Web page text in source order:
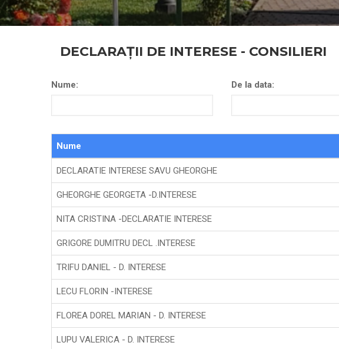
DECLARAȚII DE INTERESE - CONSILIERI
Nume: De la data:
Nume
DECLARATIE INTERESE SAVU GHEORGHE
GHEORGHE GEORGETA -D.INTERESE
NITA CRISTINA -DECLARATIE INTERESE
GRIGORE DUMITRU DECL .INTERESE
TRIFU DANIEL - D. INTERESE
LECU FLORIN -INTERESE
FLOREA DOREL MARIAN - D. INTERESE
LUPU VALERICA - D. INTERESE